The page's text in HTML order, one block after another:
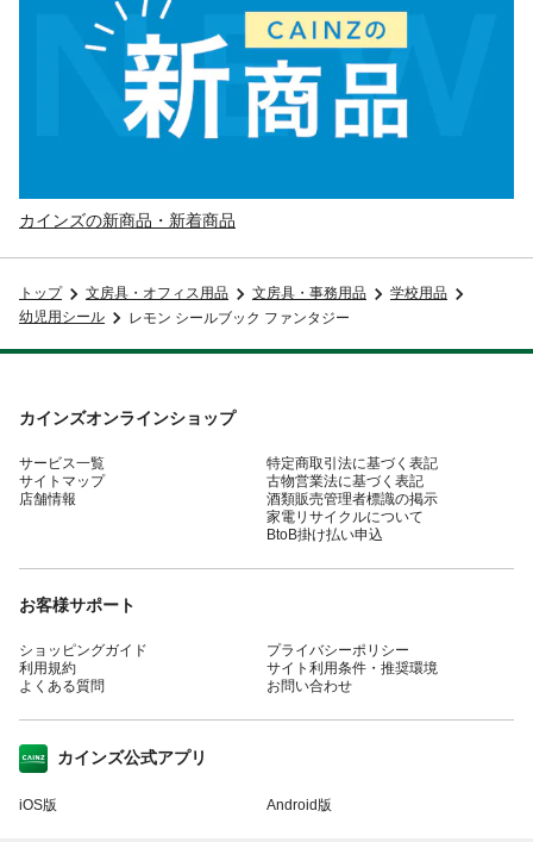
カインズの新商品・新着商品
トップ 文房具・オフィス用品 文房具・事務用品
学校用品
幼児用シール
レモン シールブック ファンタジー
カインズオンラインショップ
サービス一覧
サイトマップ
店舗情報
特定商取引法に基づく表記
古物営業法に基づく表記
酒類販売管理者標識の掲示
家電リサイクルについて
BtoB掛け払い申込
お客様サポート
ショッピングガイド
利用規約
よくある質問
プライバシーポリシー
サイト利用条件・推奨環境
お問い合わせ
カインズ公式アプリ
iOS版 Android版